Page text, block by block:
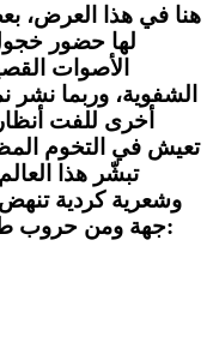
هنا في هذا العرض،
لها حضور
الأصوات
الشفوية، وربما
أخرى للفت
تعيش في التخوم
تبشّر هذا
وشعرية كردية
جهة ومن حروب طارئة تلفها من الشمال إلى الجنوب: